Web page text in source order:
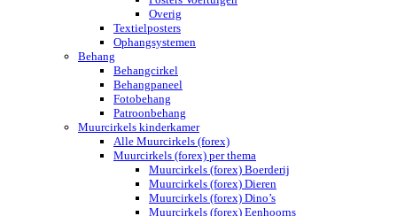
Overig
Textielposters
Ophangsystemen
Behang
Behangcirkel
Behangpaneel
Fotobehang
Patroonbehang
Muurcirkels kinderkamer
Alle Muurcirkels (forex)
Muurcirkels (forex) per thema
Muurcirkels (forex) Boerderij
Muurcirkels (forex) Dieren
Muurcirkels (forex) Dino’s
Muurcirkels (forex) Eenhoorns